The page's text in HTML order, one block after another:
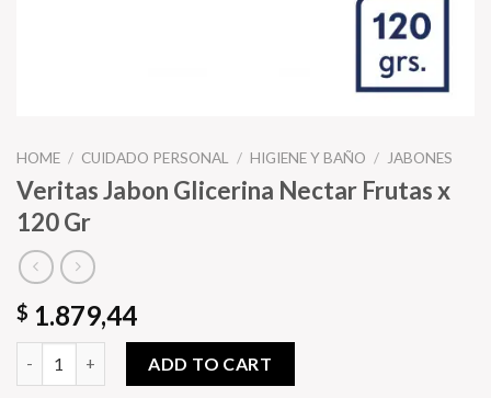
HOME / CUIDADO PERSONAL / HIGIENE Y BAÑO / JABONES
Veritas Jabon Glicerina Nectar Frutas x
120 Gr
$ 1.879,44
ADD TO CART